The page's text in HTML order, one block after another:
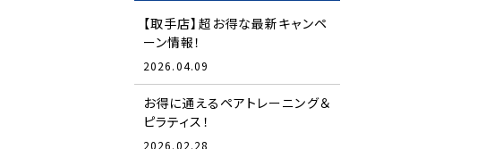
【取手店】超お得な最新キャンペ
ーン情報！
2026.04.09
お得に通えるペアトレーニング＆
ピラティス！
2026.02.28